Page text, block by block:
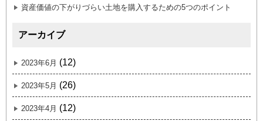
資産価値の下がりづらい土地を購入するための5つのポイント
アーカイブ
2023年6月 (12)
2023年5月 (26)
2023年4月 (12)